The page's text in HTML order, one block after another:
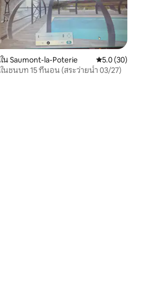
ก 5, 27 รีวิว
น Saumont-la-Poterie คะแนนเฉลี่ย 5.0 จาก
5.0 (30)
นชนบท 15 ที่นอน (สระว่ายน้ำ 03/27)